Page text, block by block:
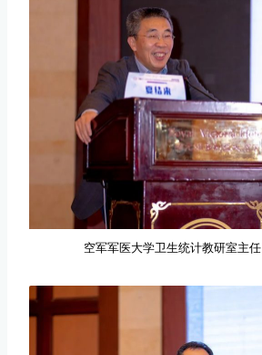
空军军医大学卫生统计教研室主